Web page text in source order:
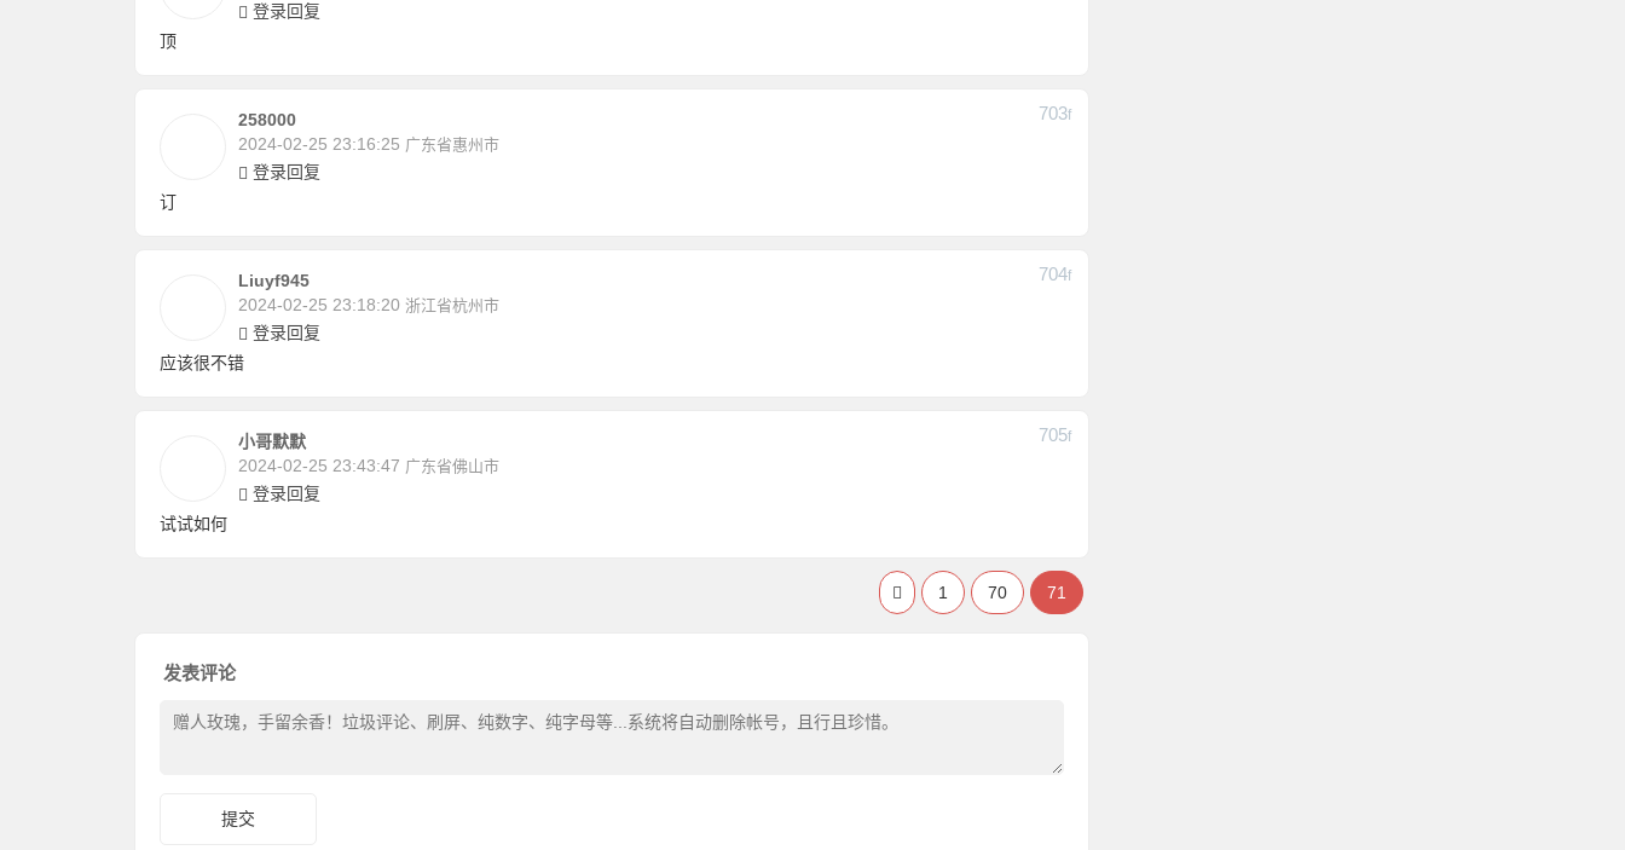
登录回复
顶
258000
2024-02-25 23:16:25 广东省惠州市
703F
登录回复
订
Liuyf945
2024-02-25 23:18:20 浙江省杭州市
704F
登录回复
应该很不错
小哥默默
2024-02-25 23:43:47 广东省佛山市
705F
登录回复
试试如何
1 70 71
发表评论